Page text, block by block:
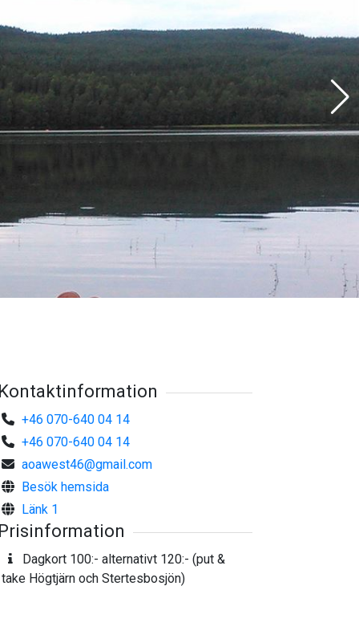
+46 070-640 04 14
+46 070-640 04 14
aoawest46@gmail.com
Besök hemsida
Länk 1
Dagkort 100:- alternativt 120:- (put &
take Högtjärn och Stertesbosjön)